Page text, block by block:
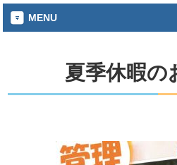
MENU
夏季休暇の